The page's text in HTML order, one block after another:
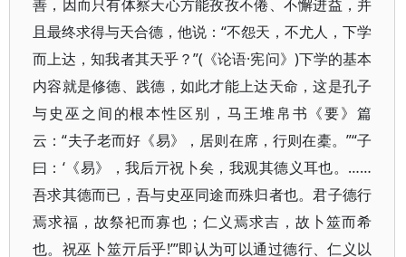
善，因而只有体察天心方能孜孜不倦、不懈进益，并
且最终求得与天合德，他说：“不怨天，不尤人，下学
而上达，知我者其天乎？”(《论语·宪问》)下学的基本
内容就是修德、践德，如此才能上达天命，这是孔子
与史巫之间的根本性区别，马王堆帛书《要》篇
云：“夫子老而好《易》，居则在席，行则在橐。”“子
曰：‘《易》，我后亓祝卜矣，我观其德义耳也。……
吾求其德而已，吾与史巫同途而殊归者也。君子德行
焉求福，故祭祀而寡也；仁义焉求吉，故卜筮而希
也。祝巫卜筮亓后乎!’”即认为可以通过德行、仁义以